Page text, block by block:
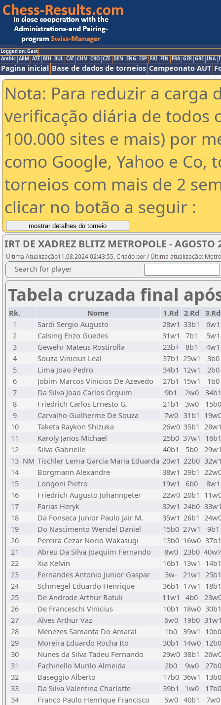
Logged on: Gast
Arabic ARM AZE BIH BUL CAT CHN CRO CZE DEN ENG ESP FAI FIN FRA GER GRE INA
Pagina inicial Base de dados de torneios Campeonato AUT
Nota: Para reduzir a carga
verificação diária de todos
100.000 sites e mais) por
como Google, Yahoo e Co,
torneios com mais de 2
clicar no botão a seguir :
IRT DE XADREZ BLITZ METROPOLE - AGOSTO
Última Atualização11.08.2024 02:43:55, Criado por / Última atualização:
Search for player
Tabela cruzada final
Rk. Nome 1.Rd 2.Rd
3.Rd
1
Sardi Sergio Augusto 28w1 33b1
6w1
2
Calsing Enzo Guedes 31w1 7b1
5w1
3
Gewehr Mateus Rostirolla 23b+ 8b1
4w1
4
Souza Vinicius Leal 37b1 25w1
3b0
5
Lima Joao Pedro 34b1 12w1
2b0
6
Jobim Marcos Vinicios De Azevedo 27b1 15w1
1b0
7
Da Silva Joao Carlos Orguim 9b1 2w0
34b1
8
Friedrich Carlos Ernesto G. 21b1 3w0
15b0
9
Carvalho Guilherme De Souza 7w0 31b1
10
Taketa Raykon Shizuka 26w0 35b1
11
Karoly Janos Michael 25b0 37w1 16b1
12
Silva Gabrielle 40b1 5b0
13 NM Tischler Lema Garcia Maria Eduarda 20w1 22b0
14
Borgmann Alexandre 38w1 29b1
15
Longoni Pietro 19w1 6b0
8w1
16
Friedrich Augusto Johannpeter 22w0 20b1
17
Farias Heryk 32w1 24b0
18
Da Fonseca Junior Paulo Jair M. 35w1 26b1
19
Do Nascimento Wendel Daniel 15b0 27w1
9b1
20
Pereira Cezar Norio Wakasugi 13b0 16w0 37b1
21
Abreu Da Silva Joaquim Fernando 8w0 23b0
22
Xia Kelvin 16b1 13w1 14b1
23
Fernandes Antonio Junior Gaspar 3w- 21w1 25b1
24
Schmegel Eduardo Henrique 36b1 17w1 18b1
25
De Andrade Arthur Batuli 11w1 4b0
26
De Franceschi Vinicius 10b1 18w0 30b1
27
Alves Arthur Vaz 6w0 19b0
28
Menezes Samanta Do Amaral 1b0 39w1 10b0
29
Moreira Eduardo Rocha Ito 30b1 14w0 12b0
30
Nunes da Silva Tadeu Fernando 29w0 38b1
31
Fachinello Murilo Almeida 2b0 9w0
27b0
32
Baseggio Alberto 17b0 36w1 13b0
33
Da Silva Valentina Charlotte 39b1 1w0
17b0
34
Franco Paulo Henrique Francisco 5w0 40b1
7w0